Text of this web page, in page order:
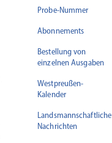
Probe-Nummer
Abonnements
Bestellung von
einzelnen Ausgaben
Westpreußen-
Kalender
Landsmannschaftliche
Nachrichten